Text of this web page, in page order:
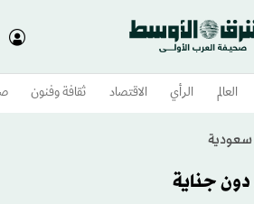
العالم الرأي الاقتصاد ثقافة وفنون
سعودية
جناية